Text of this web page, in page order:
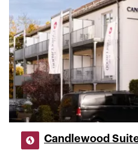
Candlewood